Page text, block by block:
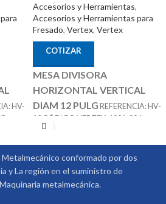
HV-
Accesorios y Herramientas,
Accesorios y Herramientas para
Fresado, Vertex, Vertex
COTIZAR
MESA DIVISORA
HORIZONTAL VERTICAL
DIAM 12 PULG REFERENCIA: HV-
12 CÓDIGO VERTEX: 1001-004
OPCIONALES:
REF: TS-3 PLATOS DIVISORES REF:
DP-3
conformado por dos
y La región en el suministro de
metalmecánica.